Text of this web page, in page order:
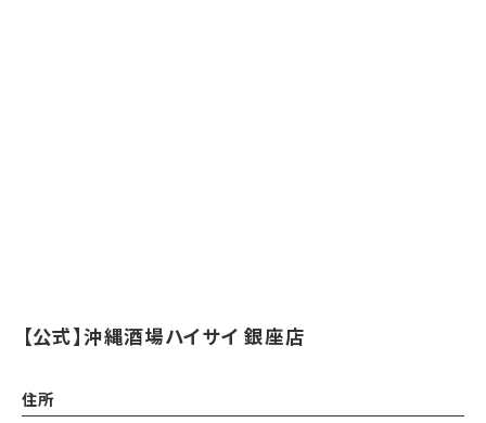
【公式】沖縄酒場ハイサイ 銀座店
住所